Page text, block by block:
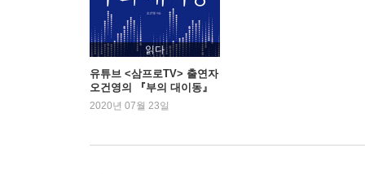
계속 질문만 하는 아이, 늘 좋은 걸까?
자기 생각만 고집하는 아이, 왜 그런 걸까?
부모를 통제하려는 아이, 괜찮은 걸까?
지는 것을 받아들이지 않는 아이
이기는 것 대신에 지는 것을 선택하는 아이
읽다
유튜브 <삼프로TV> 출연자
오건영의 『부의 대이동』
새로운 1위
2020년 07월 23일